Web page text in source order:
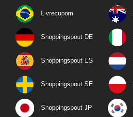
Livrecupom
Shoppingspout DE
Shoppingspout ES
Shoppingspout SE
Shoppingspout JP